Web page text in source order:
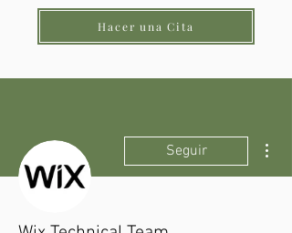
Hacer una Cita
Seguir